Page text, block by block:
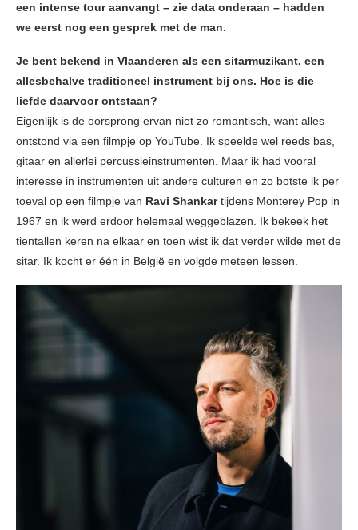
een intense tour aanvangt – zie data onderaan – hadden
we eerst nog een gesprek met de man.
Je bent bekend in Vlaanderen als een sitarmuzikant, een
allesbehalve traditioneel instrument bij ons. Hoe is die
liefde daarvoor ontstaan?
Eigenlijk is de oorsprong ervan niet zo romantisch, want alles
ontstond via een filmpje op YouTube. Ik speelde wel reeds bas,
gitaar en allerlei percussieinstrumenten. Maar ik had vooral
interesse in instrumenten uit andere culturen en zo botste ik per
toeval op een filmpje van Ravi Shankartijdens Monterey Pop in
1967 en ik werd erdoor helemaal weggeblazen. Ik bekeek het
tientallen keren na elkaar en toen wist ik dat verder wilde met de
sitar. Ik kocht er één in België en volgde meteen lessen.